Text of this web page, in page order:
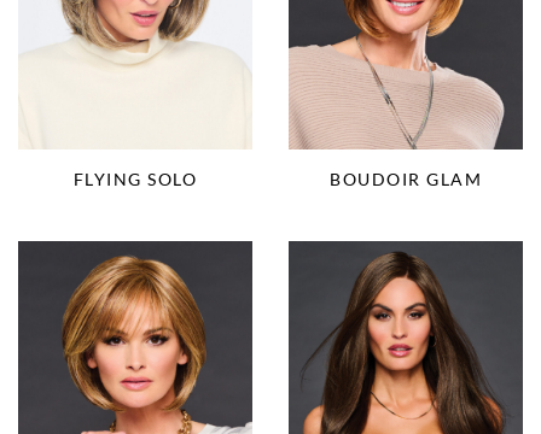
FLYING SOLO BOUDOIR GLAM